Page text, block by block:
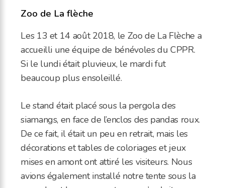
Zoo de La flèche
Les 13 et 14 août 2018, le Zoo de La Flèche a
accueilli une équipe de bénévoles du CPPR.
Si le lundi était pluvieux, le mardi fut
beaucoup plus ensoleillé.
Le stand était placé sous la pergola des
siamangs, en face de l’enclos des pandas roux.
De ce fait, il était un peu en retrait, mais les
décorations et tables de coloriages et jeux
mises en amont ont attiré les visiteurs. Nous
avions également installé notre tente sous la